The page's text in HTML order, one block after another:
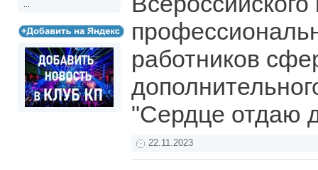
работников
"Сердце отдаю
22.11.2023